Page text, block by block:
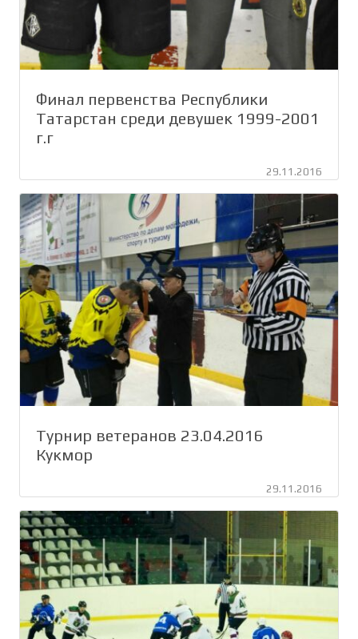
Финал первенства Республики
Татарстан среди девушек 1999-2001
г.г
29.11.2016
Турнир ветеранов 23.04.2016
Кукмор
29.11.2016